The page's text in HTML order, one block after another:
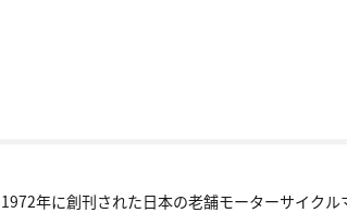
1972年に創刊された日本の老舗モーターサイクル